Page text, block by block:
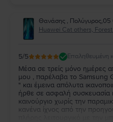
Θανάσης , Πολύγυρος,05
Huawei Cat others, Forest
5/5 Επαληθευμένη
Μέσα σε τρείς μόνο ημέρες
μου , παρέλαβα το Samsung
" και έμεινα απόλυτα
ήρθε σε ασφαλή συσκευασία
καινούργιο χωρίς την
κανένα ίχνος από την